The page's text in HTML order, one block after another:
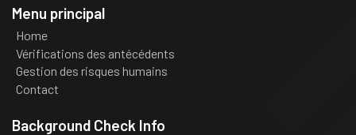
Menu principal
Home
Vérifications des antécédents
Gestion des risques humains
Contact
Background Check Info